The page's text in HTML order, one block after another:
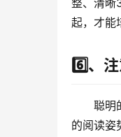
整、清晰
起，才能
6️⃣、
聪明
的阅读姿